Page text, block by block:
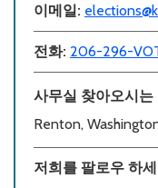
이메일:
전화: 206-296-
사무실 찾아오시는
Renton,
저희를 팔로우 하